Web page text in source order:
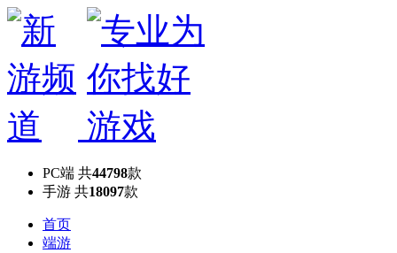
PC端 共44798款
手游 共18097款
首页
端游